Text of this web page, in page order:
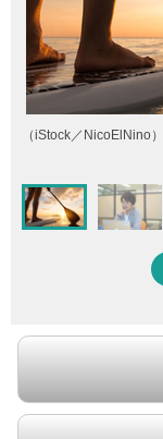
（iStock／NicoElNino）